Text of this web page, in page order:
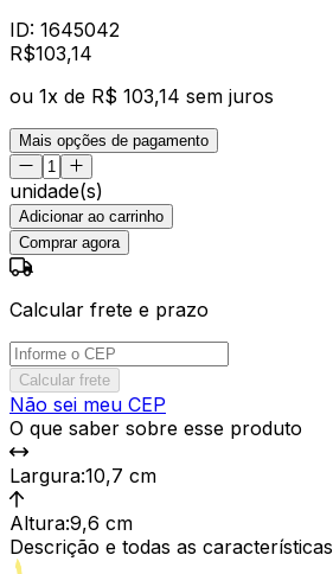
ID: 1645042
R$103,14
ou 1x de R$ 103,14 sem juros
Mais opções de pagamento
unidade(s)
Adicionar ao carrinho
Comprar agora
Calcular frete e prazo
Calcular frete
Não sei meu CEP
O que saber sobre esse produto
Largura:10,7 cm
Altura:9,6 cm
Descrição e todas as características